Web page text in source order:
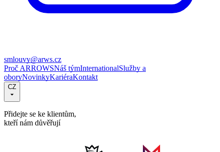
smlouvy@arws.cz
Proč ARROWSNáš týmInternationalSlužby a
oboryNovinkyKariéraKontakt
CZ
Přidejte se ke klientům,
kteří nám důvěřují